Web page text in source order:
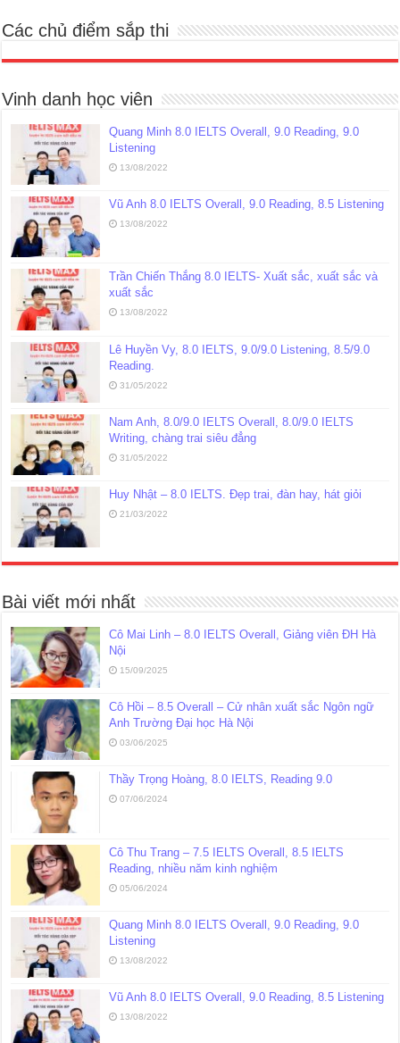
Các chủ điểm sắp thi
Vinh danh học viên
Quang Minh 8.0 IELTS Overall, 9.0 Reading, 9.0
Listening
13/08/2022
Vũ Anh 8.0 IELTS Overall, 9.0 Reading, 8.5 Listening
13/08/2022
Trần Chiến Thắng 8.0 IELTS- Xuất sắc, xuất sắc và
xuất sắc
13/08/2022
Lê Huyền Vy, 8.0 IELTS, 9.0/9.0 Listening, 8.5/9.0
Reading.
31/05/2022
Nam Anh, 8.0/9.0 IELTS Overall, 8.0/9.0 IELTS
Writing, chàng trai siêu đẳng
31/05/2022
Huy Nhật – 8.0 IELTS. Đẹp trai, đàn hay, hát giỏi
21/03/2022
Bài viết mới nhất
Cô Mai Linh – 8.0 IELTS Overall, Giảng viên ĐH Hà
Nội
15/09/2025
Cô Hồi – 8.5 Overall – Cử nhân xuất sắc Ngôn ngữ
Anh Trường Đại học Hà Nội
03/06/2025
Thầy Trọng Hoàng, 8.0 IELTS, Reading 9.0
07/06/2024
Cô Thu Trang – 7.5 IELTS Overall, 8.5 IELTS
Reading, nhiều năm kinh nghiệm
05/06/2024
Quang Minh 8.0 IELTS Overall, 9.0 Reading, 9.0
Listening
13/08/2022
Vũ Anh 8.0 IELTS Overall, 9.0 Reading, 8.5 Listening
13/08/2022